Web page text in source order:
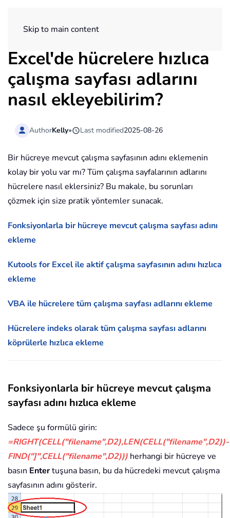
Skip to main content
Excel'de hücrelere hızlıca
çalışma sayfası adlarını
nasıl ekleyebilirim?
AuthorKelly• Last modified2025-08-26
Bir hücreye mevcut çalışma sayfasının adını eklemenin
kolay bir yolu var mı? Tüm çalışma sayfalarının adlarını
hücrelere nasıl eklersiniz? Bu makale, bu sorunları
çözmek için size pratik yöntemler sunacak.
Fonksiyonlarla bir hücreye mevcut çalışma sayfası adını
ekleme
Kutools for Excel ile aktif çalışma sayfasının adını hızlıca
ekleme
VBA ile hücrelere tüm çalışma sayfası adlarını ekleme
Hücrelere indeks olarak tüm çalışma sayfası adlarını
köprülerle hızlıca ekleme
Fonksiyonlarla bir hücreye mevcut çalışma
sayfası adını hızlıca ekleme
Sadece şu formülü girin:
=RIGHT(CELL("filename",D2),LEN(CELL("filename",D2))-
FIND("]",CELL("filename",D2))) herhangi bir hücreye ve
basın Entertuşuna basın, bu da hücredeki mevcut çalışma
sayfasının adını gösterir.